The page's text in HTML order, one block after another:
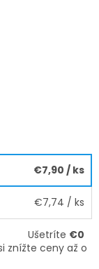
€7,90 / ks
€7,74 / ks
Ušetríte €0
znížte ceny až o